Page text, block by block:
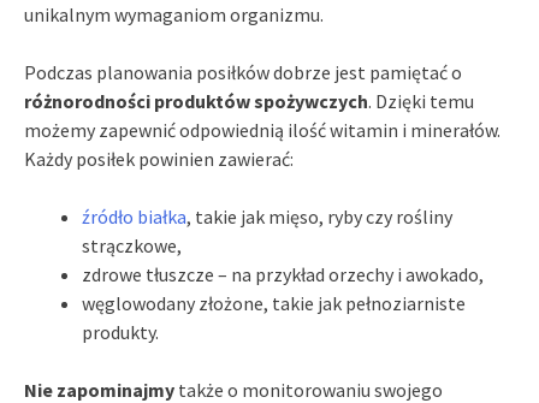
unikalnym wymaganiom organizmu.
Podczas planowania posiłków dobrze jest pamiętać o
różnorodności produktów spożywczych. Dzięki temu
możemy zapewnić odpowiednią ilość witamin i minerałów.
Każdy posiłek powinien zawierać:
źródło białka, takie jak mięso, ryby czy rośliny
strączkowe,
zdrowe tłuszcze – na przykład orzechy i awokado,
węglowodany złożone, takie jak pełnoziarniste
produkty.
Nie zapominajmy także o monitorowaniu swojego